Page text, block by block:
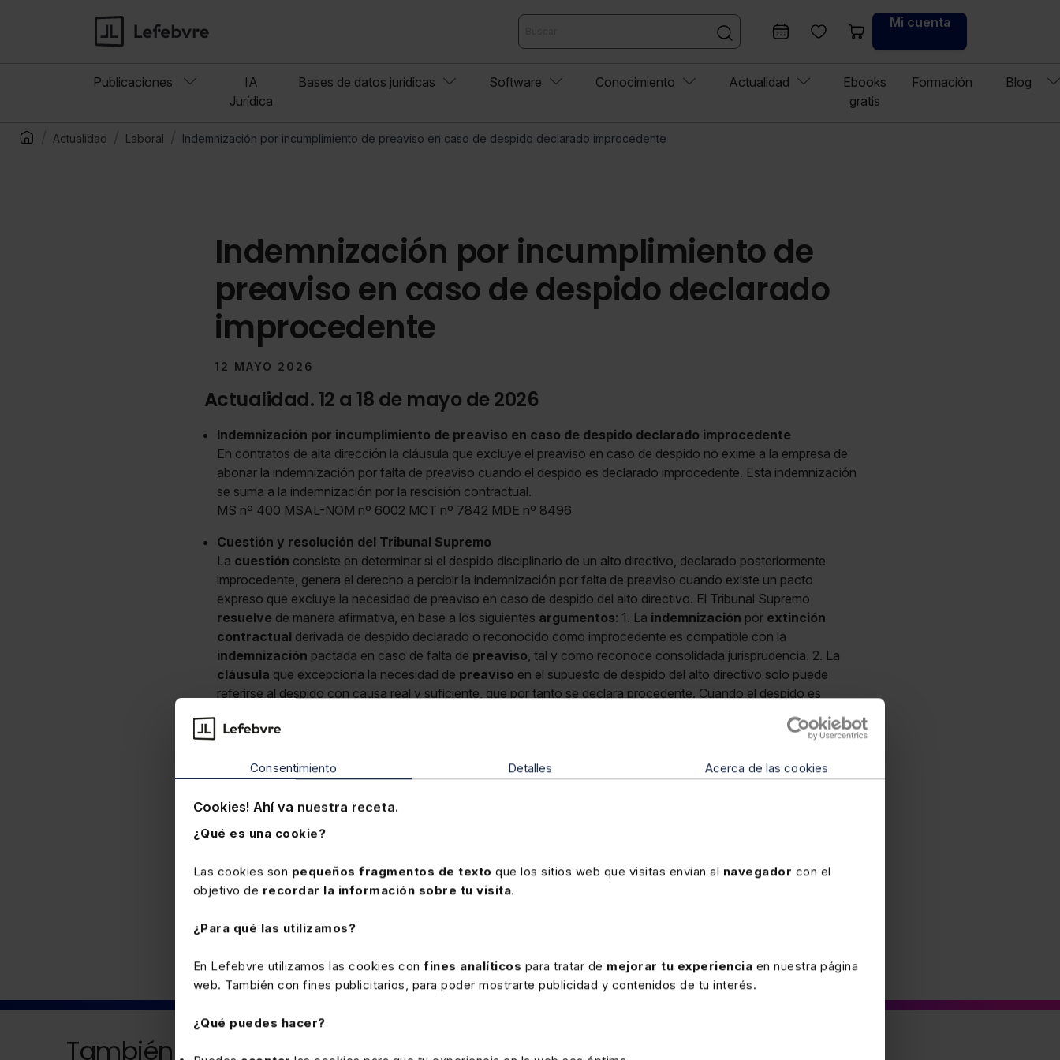
Consentimiento Detalles Acerca de las cookies
Cookies! Ahí va nuestra receta.
¿Qué es una cookie?
Las cookies son pequeños fragmentos de texto que los sitios web que visitas envían al navegador con el
objetivo de recordar la información sobre tu visita.
¿Para qué las utilizamos?
En Lefebvre utilizamos las cookies con fines analíticos para tratar de mejorar tu experiencia en nuestra página
web. También con fines publicitarios, para poder mostrarte publicidad y contenidos de tu interés.
¿Qué puedes hacer?
Mi cuenta
Publicaciones
IA
Jurídica
Bases de datos jurídicas Software Conocimiento Actualidad
Ebooks
gratis
Formación Blog
Actualidad Laboral Indemnización por incumplimiento de preaviso en caso de despido declarado improcedente
Indemnización por incumplimiento de
preaviso en caso de despido declarado
improcedente
12 MAYO 2026
Actualidad. 12 a 18 de mayo de 2026
Indemnización por incumplimiento de preaviso en caso de despido declarado improcedente
En contratos de alta dirección la cláusula que excluye el preaviso en caso de despido no exime a la empresa de
abonar la indemnización por falta de preaviso cuando el despido es declarado improcedente. Esta indemnización
se suma a la indemnización por la rescisión contractual.
MS nº 400 MSAL-NOM nº 6002 MCT nº 7842 MDE nº 8496
Cuestión y resolución del Tribunal Supremo
La cuestión consiste en determinar si el despido disciplinario de un alto directivo, declarado posteriormente
improcedente, genera el derecho a percibir la indemnización por falta de preaviso cuando existe un pacto
expreso que excluye la necesidad de preaviso en caso de despido del alto directivo. El Tribunal Supremo
resuelve de manera afirmativa, en base a los siguientes argumentos: 1. La indemnización por extinción
contractual derivada de despido declarado o reconocido como improcedente es compatible con la
indemnización pactada en caso de falta de preaviso, tal y como reconoce consolidada jurisprudencia. 2. La
cláusula que excepciona la necesidad de preaviso en el supuesto de despido del alto directivo solo puede
referirse al despido con causa real y suficiente, que por tanto se declara procedente. Cuando el despido es
declarado improcedente y el empresario opta por no readmitir, debe abonar la indemnización correspondiente,
legal o pactada, y la compensación por el preaviso que se hubiese convenido. Lo contrario conduciría a que el
extintiva del contrato totalmente inexistente. En consecuencia, la
reconoce el derecho del trabajador
indemnización por despido. TS 16-3-26, EDJ 539544
También puede interesarte